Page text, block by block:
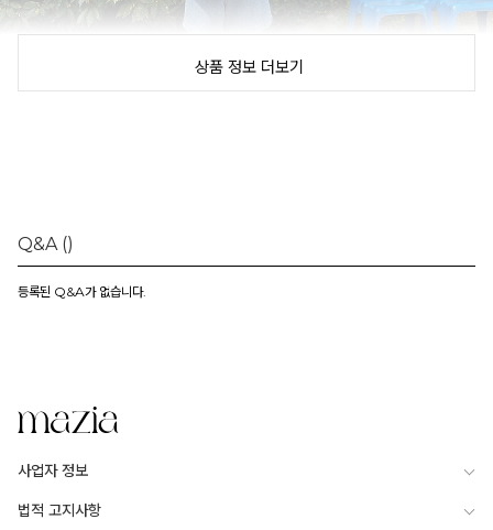
상품 정보 더보기
Q&A ()
등록된 Q&A가 없습니다.
사업자 정보
법적 고지사항